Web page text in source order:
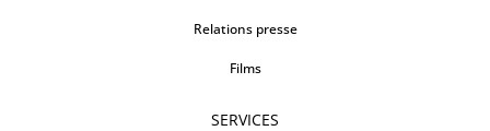
Relations presse
Films
SERVICES